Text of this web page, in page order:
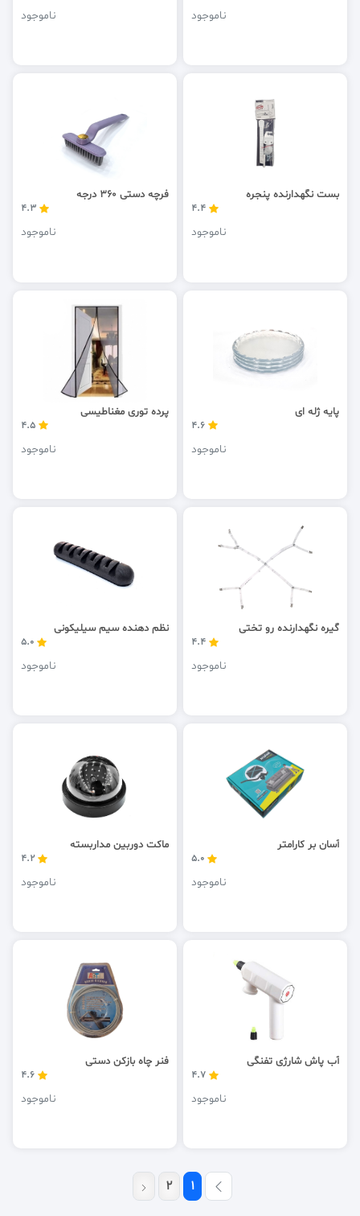
ناموجود ناموجود
بست نگهدارنده پنجره
4.4
ناموجود
فرچه دستی 360 درجه
4.3
ناموجود
پایه ژله ای
4.6
ناموجود
پرده توری مغناطیسی
4.5
ناموجود
گیره نگهدارنده رو تختی
4.4
ناموجود
نظم دهنده سیم سیلیکونی
5.0
ناموجود
آسان بر کارامتر
5.0
ناموجود
ماکت دوربین مداربسته
4.2
ناموجود
آب پاش شارژی تفنگی
4.7
ناموجود
فنر چاه بازکن دستی
4.6
ناموجود
1
2